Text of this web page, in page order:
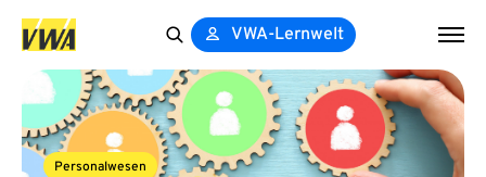
for:
VWA-Lernwelt
Personalwesen